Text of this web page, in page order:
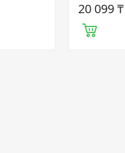
20 099 ₸